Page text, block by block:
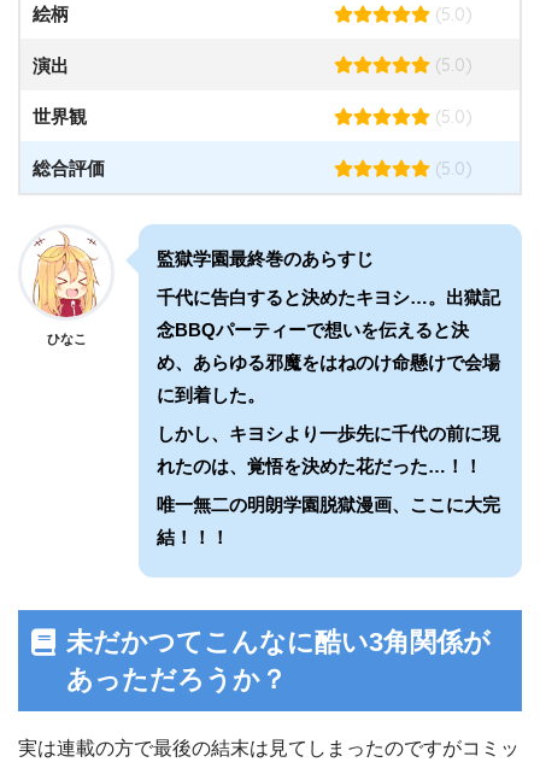
絵柄 (5.0)
演出 (5.0)
世界観 (5.0)
総合評価 (5.0)
ひなこ
監獄学園最終巻のあらすじ
千代に告白すると決めたキヨシ…。出獄記
念BBQパーティーで想いを伝えると決
め、あらゆる邪魔をはねのけ命懸けで会場
に到着した。
しかし、キヨシより一歩先に千代の前に現
れたのは、覚悟を決めた花だった…！！
唯一無二の明朗学園脱獄漫画、ここに大完
結！！！
未だかつてこんなに酷い3角関係が
あっただろうか？
実は連載の方で最後の結末は見てしまったのですがコミッ